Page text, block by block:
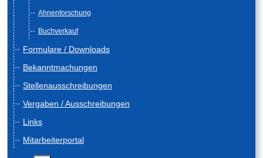
Ahnenforschung
Buchverkauf
Formulare / Downloads
Bekanntmachungen
Stellenausschreibungen
Vergaben / Ausschreibungen
Links
Mitarbeiterportal